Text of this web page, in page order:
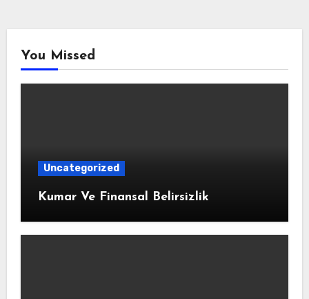
You Missed
Uncategorized
Kumar Ve Finansal Belirsizlik